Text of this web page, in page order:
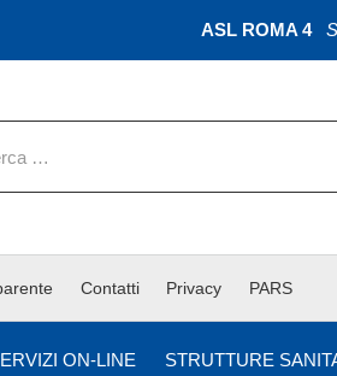
ASL ROMA 4
Contatti Privacy PARS
ON-LINE STRUTTURE